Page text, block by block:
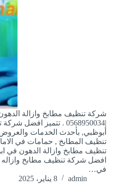
شركة تنظيف مطابخ وازالة
|0568950034 . تتميز افضل
أبوظبي, بأحدث الخدمات
تنظيف المطابخ , حمامات في
تنظيف مطابخ وازالة الدهون في
افضل شركة تنظيف مطابخ وازاله
في…
admin
8 يناير، 2025